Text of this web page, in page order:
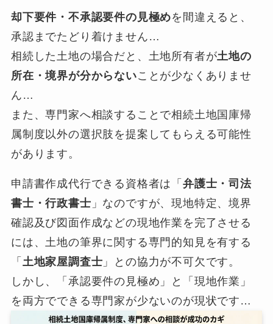
却下要件・不承認要件の見極めを間違えると、
承認までたどり着けません…
相続した土地の場合だと、土地所有者が土地の
所在・境界が分からないことが少なくありませ
ん…
また、専門家へ相談することで相続土地国庫帰
属制度以外の選択肢を提案してもらえる可能性
があります。
申請書作成代行できる資格者は「弁護士・司法
書士・行政書士 」なのですが、現地特定、境界
確認及び図面作成などの現地作業を完了させる
には、土地の筆界に関する専門的知見を有する
「 土地家屋調査士 」との協力が不可欠です。
しかし、「承認要件の見極め」と「現地作業」
を両方でできる専門家が少ないのが現状です…